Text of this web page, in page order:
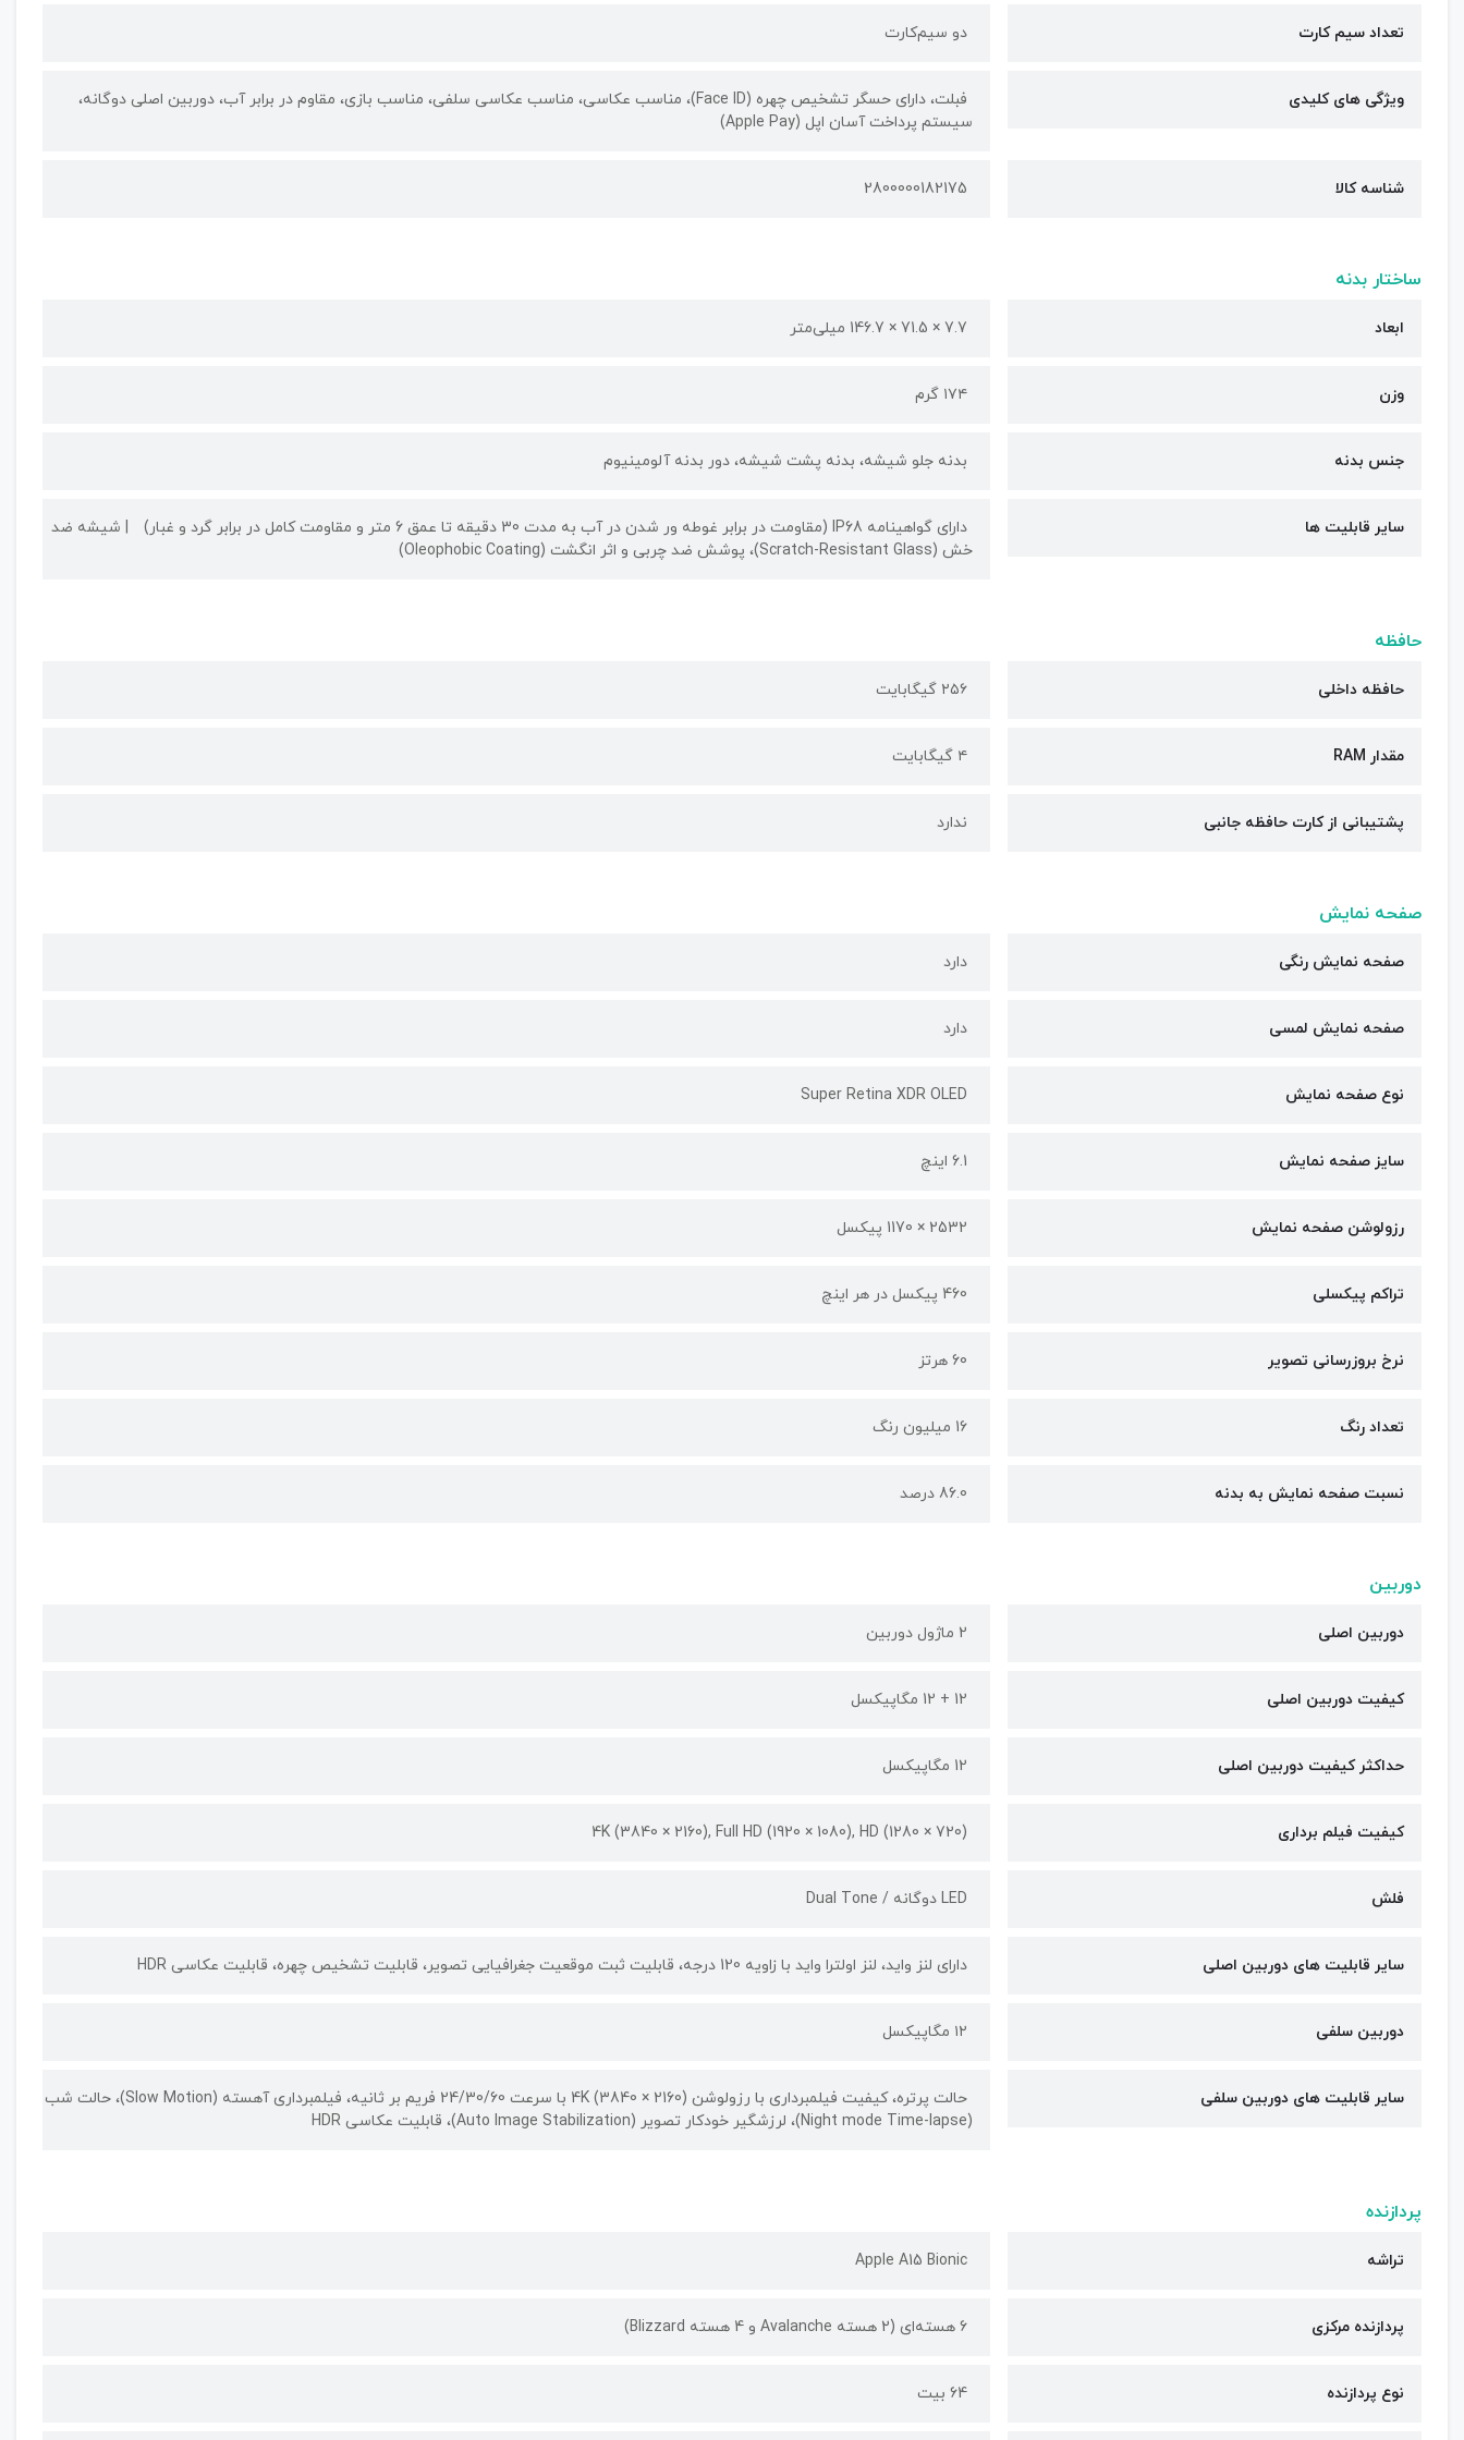
تعداد سیم کارت دو سیم‌کارت
ویژگی های کلیدی
فبلت، دارای حسگر تشخیص چهره (Face ID)، مناسب عکاسی، مناسب عکاسی سلفی، مناسب بازی، مقاوم در برابر آب، دوربین اصلی دوگانه،
سیستم پرداخت آسان اپل (Apple Pay)
شناسه کالا 2800000182175
ساختار بدنه
ابعاد 7.7 × 71.5 × 146.7 میلی‌متر
وزن ۱۷۴ گرم
جنس بدنه بدنه جلو شیشه، بدنه پشت شیشه، دور بدنه آلومینیوم
سایر قابلیت ها دارای گواهینامه IP68 (مقاومت در برابر غوطه ور شدن در آب به مدت 30 دقیقه تا عمق 6 متر و مقاومت کامل در برابر گرد و غبار)
شیشه ضد
خش (Scratch-Resistant Glass)، پوشش ضد چربی و اثر انگشت (Oleophobic Coating)
حافظه
حافظه داخلی ۲۵۶ گیگابایت
مقدار RAM ۴ گیگابایت
پشتیبانی از کارت حافظه جانبی ندارد
صفحه نمایش
صفحه نمایش رنگی دارد
صفحه نمایش لمسی دارد
نوع صفحه نمایش Super Retina XDR OLED
سایز صفحه نمایش 6.1 اینچ
رزولوشن صفحه نمایش 2532 × 1170 پیکسل
تراکم پیکسلی 460 پیکسل در هر اینچ
نرخ بروزرسانی تصویر 60 هرتز
تعداد رنگ 16 میلیون رنگ
نسبت صفحه نمایش به بدنه 86.0 درصد
دوربین
دوربین اصلی 2 ماژول دوربین
کیفیت دوربین‌ اصلی 12 + 12 مگاپیکسل
حداکثر کیفیت دوربین اصلی 12 مگاپیکسل
کیفیت فیلم برداری (4K (3840 × 2160), Full HD (1920 × 1080), HD (1280 × 720
فلش LED دوگانه / Dual Tone
سایر قابلیت های دوربین اصلی دارای لنز واید، لنز اولترا واید با زاویه 120 درجه، قابلیت ثبت موقعیت جغرافیایی تصویر، قابلیت تشخیص چهره، قابلیت عکاسی HDR
دوربین سلفی ۱۲ مگاپیکسل
سایر قابلیت های دوربین سلفی
حالت پرتره، کیفیت فیلمبرداری با رزولوشن (2160 × 3840) 4K با سرعت 24/30/60 فریم بر ثانیه، فیلمبرداری آهسته (Slow Motion)، حالت شب
(Night mode Time-lapse)، لرزشگیر خودکار تصویر (Auto Image Stabilization)، قابلیت عکاسی HDR
پردازنده
تراشه Apple A15 Bionic
پردازنده مرکزی 6 هسته‌ای (2 هسته Avalanche و 4 هسته Blizzard)
نوع پردازنده 64 بیت